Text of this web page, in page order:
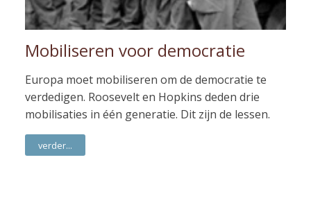
Mobiliseren voor democratie
Europa moet mobiliseren om de democratie te
verdedigen. Roosevelt en Hopkins deden drie
mobilisaties in één generatie. Dit zijn de lessen.
verder...